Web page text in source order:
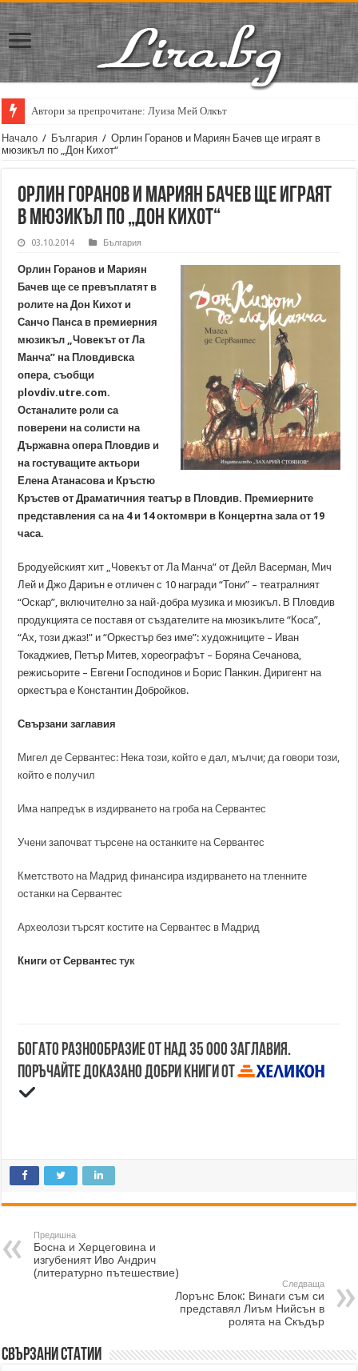
Автори за препрочитане: Луиза Мей Олкът
Начало / България / Орлин Горанов и Мариян Бачев ще играят в
мюзикъл по „Дон Кихот“
Орлин Горанов и Мариян Бачев ще играят
в мюзикъл по „Дон Кихот“
03.10.2014 България
Орлин Горанов и Мариян
Бачев ще се превъплатят в
ролите на Дон Кихот и
Санчо Панса в премиерния
мюзикъл „Човекът от Ла
Манча” на Пловдивска
опера, съобщи
рlovdiv.utre.com.
Останалите роли са
поверени на солисти на
Държавна опера Пловдив и
на гостуващите актьори
Елена Атанасова и Кръстю
Кръстев от Драматичния театър в Пловдив. Премиерните
представления са на 4 и 14 октомври в Концертна зала от 19
часа.
Бродуейският хит „Човекът от Ла Манча” от Дейл Васерман, Мич
Лей и Джо Дариън е отличен с 10 награди “Тони” – театралният
“Оскар”, включително за най-добра музика и мюзикъл. В Пловдив
продукцията се поставя от създателите на мюзикълите “Коса”,
“Ах, този джаз!” и “Оркестър без име”: художниците – Иван
Токаджиев, Петър Митев, хореографът – Боряна Сечанова,
режисьорите – Евгени Господинов и Борис Панкин. Диригент на
оркестъра е Константин Добройков.
Свързани заглавия
Мигел де Сервантес: Нека този, който е дал, мълчи; да говори този,
който е получил
Има напредък в издирването на гроба на Сервантес
Учени започват търсене на останките на Сервантес
Кметството на Мадрид финансира издирването на тленните
останки на Сервантес
Археолози търсят костите на Сервантес в Мадрид
Книги от Сервантес тук
Богато разнообразие от над 35 000 заглавия.
Поръчайте доказано добри книги от
Предишна
Босна и Херцеговина и
изгубеният Иво Андрич
(литературно пътешествие)
Следваща
Лорънс Блок: Винаги съм си
представял Лиъм Нийсън в
ролята на Скъдър
Свързани статии